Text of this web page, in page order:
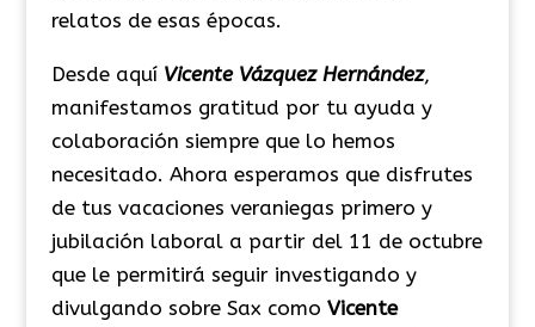
relatos de esas épocas.
Desde aquí Vicente Vázquez Hernández,
manifestamos gratitud por tu ayuda y
colaboración siempre que lo hemos
necesitado. Ahora esperamos que disfrutes
de tus vacaciones veraniegas primero y
jubilación laboral a partir del 11 de octubre
que le permitirá seguir investigando y
divulgando sobre Sax como Vicente